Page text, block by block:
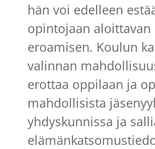
hän voi edelleen
opintojaan
eroamisen. Koulun
valinnan
erottaa oppilaan ja
mahdollisista
yhdyskunnissa ja